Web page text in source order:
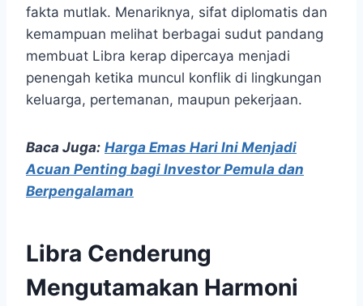
fakta mutlak. Menariknya, sifat diplomatis dan
kemampuan melihat berbagai sudut pandang
membuat Libra kerap dipercaya menjadi
penengah ketika muncul konflik di lingkungan
keluarga, pertemanan, maupun pekerjaan.
Baca Juga: Harga Emas Hari Ini Menjadi
Acuan Penting bagi Investor Pemula dan
Berpengalaman
Libra Cenderung
Mengutamakan Harmoni